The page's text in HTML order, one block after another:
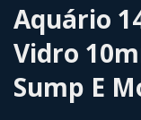
Aquário
Vidro
Sump E